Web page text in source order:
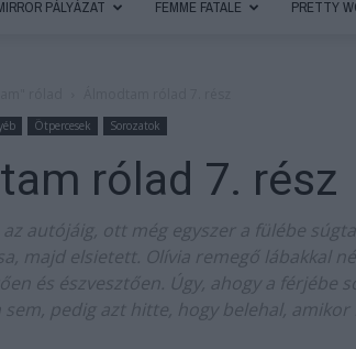
PÁLYÁZAT FEMME FATALE PRETTY
Ötpercesek Sorozatok
rólad 7. rész
autójáig, ott még egyszer a fülébe
majd elsietett. Olívia remegő lábakkal
és észvesztően. Úgy, ahogy a férjébe
sem, pedig azt hitte, hogy belehal,